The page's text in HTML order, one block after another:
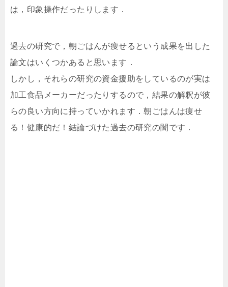
は，印象操作だったりします．
過去の研究で，朝ごはんが痩せるという成果を出した
論文はいくつかあると思います．
しかし，それらの研究の資金援助をしているのが実は
加工食品メーカーだったりするので，結果の解釈が彼
らの良い方向に持っていかれます．朝ごはんは痩せ
る！健康的だ！結論づけた過去の研究の闇です．